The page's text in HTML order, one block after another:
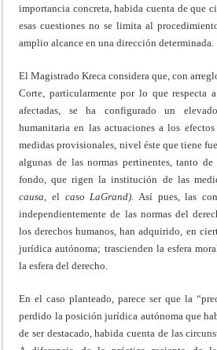
importancia concreta, habida cuenta de que
esas cuestiones no se limita al
amplio alcance en una dirección determinada.
El Magistrado Kreca considera que, con
Corte, particularmente por lo que respecta
afectadas, se ha configurado un
humanitaria en las actuaciones a los
medidas provisionales, nivel éste que tiene
algunas de las normas pertinentes, tanto
fondo, que rigen la institución de las
causa,
el caso LaGrand).
Así pues, las
independientemente de las normas del
los derechos humanos, han adquirido, en
jurídica autónoma; trascienden la esfera
la esfera del derecho.
En el caso planteado, parece ser que la
perdido la posición jurídica autónoma que
de ser destacado, habida cuenta de las